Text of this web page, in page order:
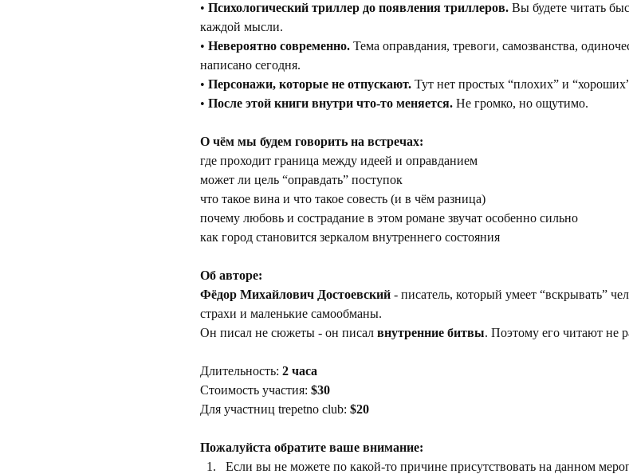
• Психологический триллер до появления триллеров. Вы будете читать
каждой мысли.
• Невероятно современно. Тема оправдания, тревоги, самозванства,
написано сегодня.
• Персонажи, которые не отпускают. Тут нет простых “плохих” и
• После этой книги внутри что-то меняется. Не громко, но ощутимо.
О чём мы будем говорить на встречах:
где проходит граница между идеей и оправданием
может ли цель “оправдать” поступок
что такое вина и что такое совесть (и в чём разница)
почему любовь и сострадание в этом романе звучат особенно сильно
как город становится зеркалом внутреннего состояния
Об авторе:
Фёдор Михайлович Достоевский - писатель, который умеет “вскрывать”
страхи и маленькие самообманы.
Он писал не сюжеты - он писал внутренние битвы. Поэтому его читают не
Длительность: 2 часа
Стоимость участия: $30
Для участниц trepetno club: $20
Пожалуйста обратите ваше внимание:
Если вы не можете по какой-то причине присутствовать на данном